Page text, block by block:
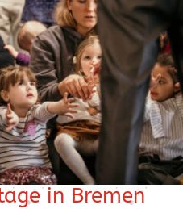
in Bremen